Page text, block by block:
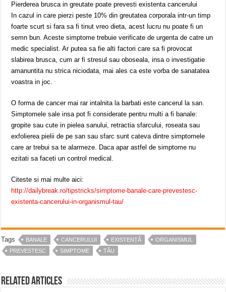
Pierderea brusca in greutate poate prevesti existenta cancerului
In cazul in care pierzi peste 10% din greutatea corporala intr-un timp
foarte scurt si fara sa fi tinut vreo dieta, acest lucru nu poate fi un
semn bun. Aceste simptome trebuie verificate de urgenta de catre un
medic specialist. Ar putea sa fie alti factori care sa fi provocat
slabirea brusca, cum ar fi stresul sau oboseala, insa o investigatie
amanuntita nu strica niciodata, mai ales ca este vorba de sanatatea
voastra in joc.
O forma de cancer mai rar intalnita la barbati este cancerul la san.
Simptomele sale insa pot fi considerate pentru multi a fi banale:
gropite sau cute in pielea sanului, retractia sfarcului, roseata sau
exfolierea pielii de pe san sau sfarc sunt cateva dintre simptomele
care ar trebui sa te alarmeze. Daca apar astfel de simptome nu
ezitati sa faceti un control medical.
Citeste si mai multe aici:
http://dailybreak.ro/tipstricks/simptome-banale-care-prevestesc-
existenta-cancerului-in-organismul-tau/
Tags BANALE CANCERULUI EXISTENȚĂ
ORGANISMUL
PREVESTESC
SIMPTOME TĂU
Related Articles